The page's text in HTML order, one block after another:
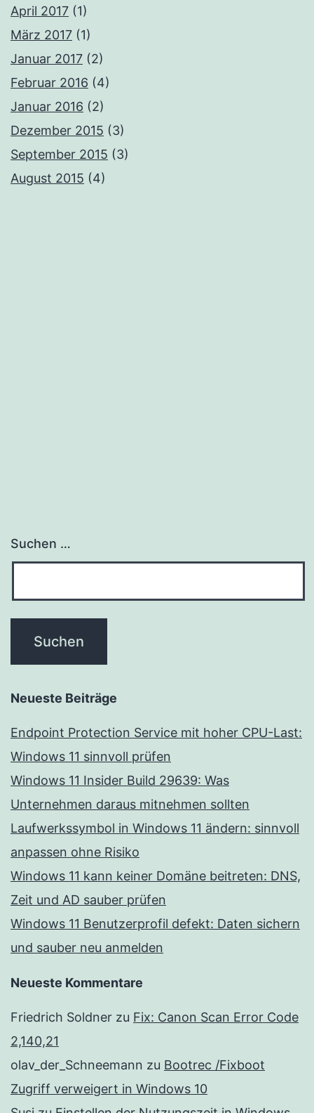
April 2017 (1)
März 2017 (1)
Januar 2017 (2)
Februar 2016 (4)
Januar 2016 (2)
Dezember 2015 (3)
September 2015 (3)
August 2015 (4)
Suchen …
Neueste Beiträge
Endpoint Protection Service mit hoher CPU-Last:
Windows 11 sinnvoll prüfen
Windows 11 Insider Build 29639: Was
Unternehmen daraus mitnehmen sollten
Laufwerkssymbol in Windows 11 ändern: sinnvoll
anpassen ohne Risiko
Windows 11 kann keiner Domäne beitreten: DNS,
Zeit und AD sauber prüfen
Windows 11 Benutzerprofil defekt: Daten sichern
und sauber neu anmelden
Neueste Kommentare
Friedrich Soldner zu Fix: Canon Scan Error Code
2,140,21
olav_der_Schneemann zu Bootrec /Fixboot
Zugriff verweigert in Windows 10